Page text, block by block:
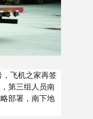
飞机之家再签
第三组人员南
部署，南下地